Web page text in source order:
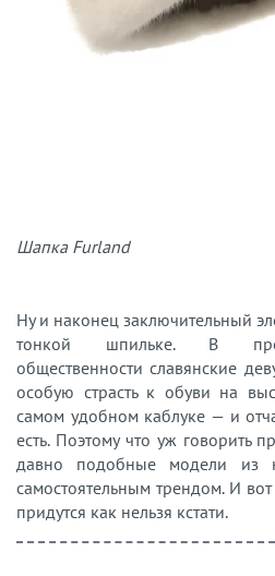
Шапка Furland
Ну и наконец заключительный
тонкой шпильке. В
общественности славянские
особую страсть к обуви на
самом удобном каблуке — и
есть. Поэтому что уж говорить
давно подобные модели из
самостоятельным трендом. И
придутся как нельзя кстати.